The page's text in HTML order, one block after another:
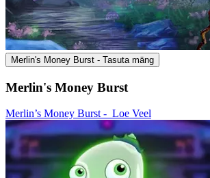
Merlin's Money Burst - Tasuta mäng
Merlin's Money Burst
Merlin’s Money Burst - Loe Veel